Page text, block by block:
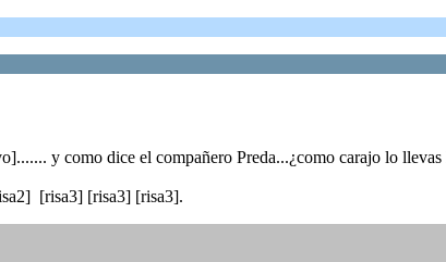
y como dice el compañero Preda...¿como carajo lo
[risa3] [risa3] [risa3].